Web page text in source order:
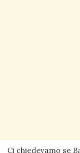
Ci chiedevamo se